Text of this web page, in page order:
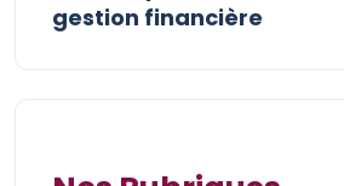
gestion financière